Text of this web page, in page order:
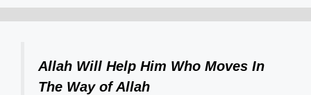
Allah Will Help Him Who Moves In
The Way of Allah